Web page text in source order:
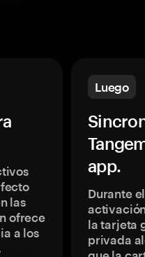
las
ofrece
a los
Luego
app.
Durante
la tarjeta
privada